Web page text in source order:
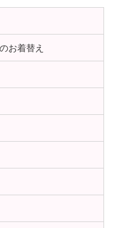
お着替え